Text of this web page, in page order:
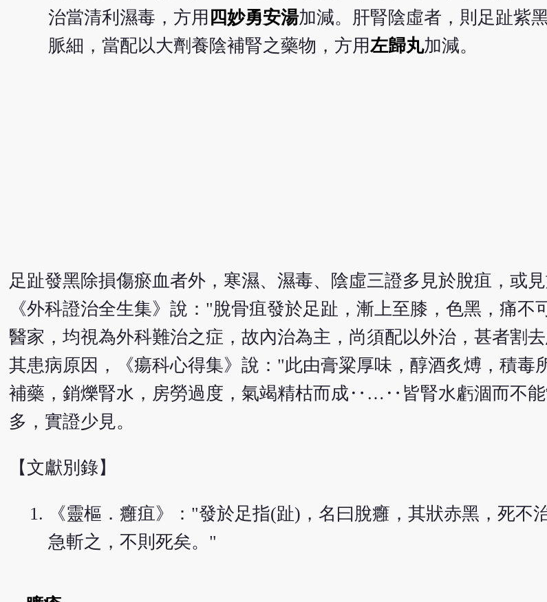
治當清利濕毒，方用 四妙勇安湯加減。肝腎陰虛者，則足趾紫
脈細，當配以大劑養陰補腎之藥物，方用左歸丸加減。
足趾發黑除損傷瘀血者外，寒濕、濕毒、陰虛三證多見於脫疽，或見
《外科證治全生集》說："脫骨疽發於足趾，漸上至膝，色黑，痛不
醫家，均視為外科難治之症，故內治為主，尚須配以外治，甚者割去
其患病原因，《瘍科心得集》說："此由膏粱厚味，醇酒炙煿，積毒
補藥，銷爍腎水，房勞過度，氣竭精枯而成‥…‥皆腎水虧涸而不
多，實證少見。
【文獻別錄】
《靈樞．癰疽》："發於足指(趾)，名曰脫癰，其狀赤黑，死不
急斬之，不則死矣。"